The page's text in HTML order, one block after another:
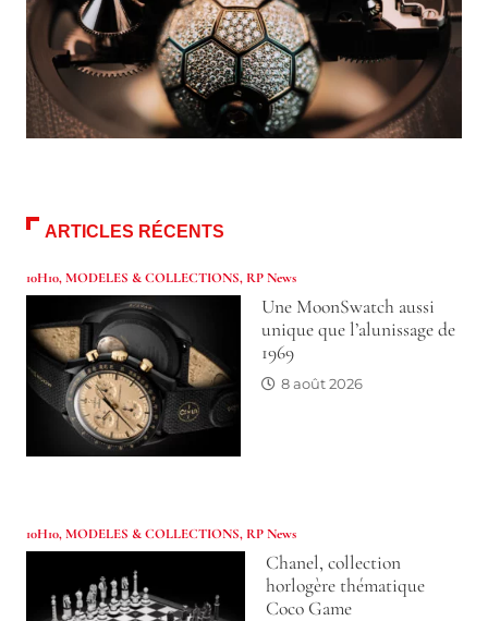
ARTICLES RÉCENTS
10H10,MODELES & COLLECTIONS, RP News
Une MoonSwatch aussi
unique que l’alunissage de
1969
8 août 2026
10H10,MODELES & COLLECTIONS, RP News
Chanel, collection
horlogère thématique
Coco Game